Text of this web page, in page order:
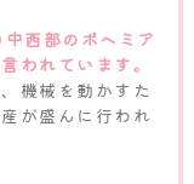
西部のボヘミア
われています。
機械を動かすた
が盛んに行われ